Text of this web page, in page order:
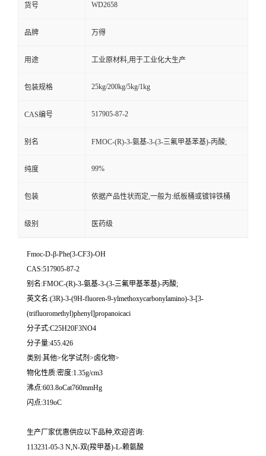
货号 WD2658
品牌 万得
用途 工业原材料,用于工业化大生产
包装规格 25kg/200kg/5kg/1kg
CAS编号 517905-87-2
别名 FMOC-(R)-3-氨基-3-(3-三氟甲基苯基)-丙酸;
纯度 99%
包装 依据产品性状而定,一般为:纸板桶或镀锌铁桶
级别 医药级
Fmoc-D-β-Phe(3-CF3)-OH
CAS:517905-87-2
别名:FMOC-(R)-3-氨基-3-(3-三氟甲基苯基)-丙酸;
英文名:(3R)-3-(9H-fluoren-9-ylmethoxycarbonylamino)-3-[3-
(trifluoromethyl)phenyl]propanoicaci
分子式:C25H20F3NO4
分子量:455.426
类别:其他>化学试剂>卤化物>
物化性质:密度:1.35g/cm3
沸点:603.8oCat760mmHg
闪点:319oC
生产厂家优惠供应以下品种,欢迎咨询:
113231-05-3 N,N-双(羧甲基)-L-赖氨酸